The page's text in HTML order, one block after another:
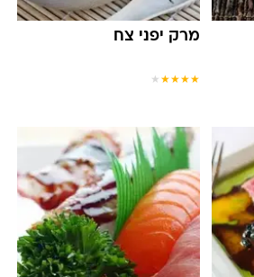
מרק יפני צח
★
★
★
★
★